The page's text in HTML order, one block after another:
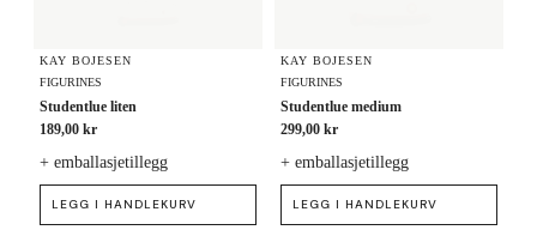
KAY BOJESEN
FIGURINES
Studentlue liten
189,00 kr
+ emballasjetillegg
LEGG I HANDLEKURV
KAY BOJESEN
FIGURINES
Studentlue medium
299,00 kr
+ emballasjetillegg
LEGG I HANDLEKURV